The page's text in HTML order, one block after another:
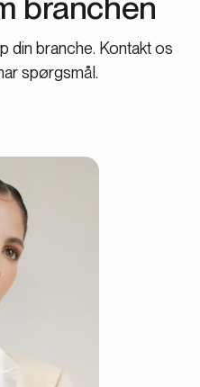
din branche. Kontakt os
spørgsmål.